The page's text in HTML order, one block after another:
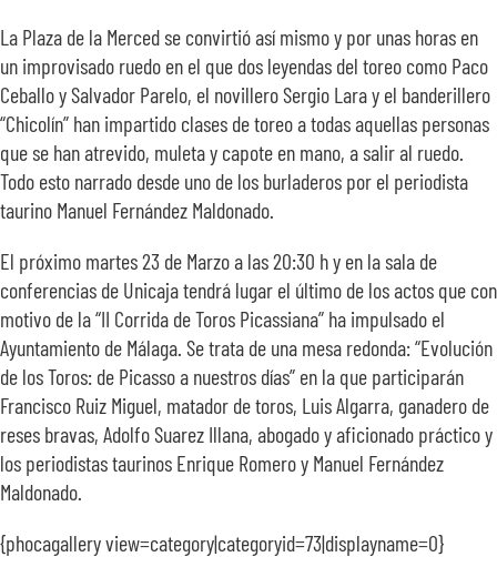
La Plaza de la Merced se convirtió así mismo y por unas horas en
un improvisado ruedo en el que dos leyendas del toreo como Paco
Ceballo y Salvador Parelo, el novillero Sergio Lara y el banderillero
“Chicolín” han impartido clases de toreo a todas aquellas personas
que se han atrevido, muleta y capote en mano, a salir al ruedo.
Todo esto narrado desde uno de los burladeros por el periodista
taurino Manuel Fernández Maldonado.
El próximo martes 23 de Marzo a las 20:30 h y en la sala de
conferencias de Unicaja tendrá lugar el último de los actos que con
motivo de la “II Corrida de Toros Picassiana” ha impulsado el
Ayuntamiento de Málaga. Se trata de una mesa redonda: “Evolución
de los Toros: de Picasso a nuestros días” en la que participarán
Francisco Ruiz Miguel, matador de toros, Luis Algarra, ganadero de
reses bravas, Adolfo Suarez Illana, abogado y aficionado práctico y
los periodistas taurinos Enrique Romero y Manuel Fernández
Maldonado.
{phocagallery view=category|categoryid=73|displayname=0}